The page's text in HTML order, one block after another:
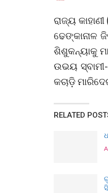
ରାଜ୍ୟ
ଢେଙ୍କାନାଳ
ଶିଶୁକନ୍ୟାକୁ
ଉଭୟ
କଚାଡ଼ି
RELATED